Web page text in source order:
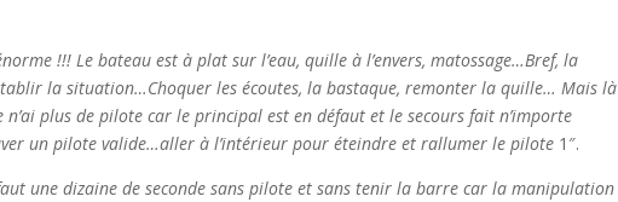
!!! Le bateau est à plat sur l’eau, quille à l’envers, matossage…Bref, la
la situation…Choquer les écoutes, la bastaque, remonter la quille… Mais là
plus de pilote car le principal est en défaut et le secours fait n’importe
un pilote valide…aller à l’intérieur pour éteindre et rallumer le pilote 1″.
une dizaine de seconde sans pilote et sans tenir la barre car la manipulation